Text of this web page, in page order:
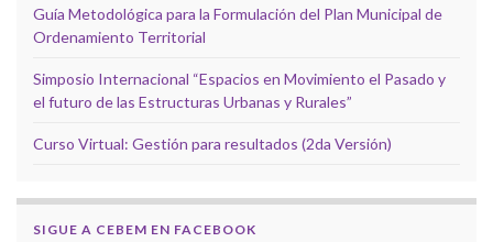
Guía Metodológica para la Formulación del Plan Municipal de
Ordenamiento Territorial
Simposio Internacional “Espacios en Movimiento el Pasado y
el futuro de las Estructuras Urbanas y Rurales”
Curso Virtual: Gestión para resultados (2da Versión)
SIGUE A CEBEM EN FACEBOOK